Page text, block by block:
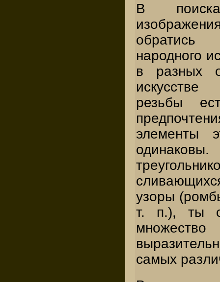
В
обратись
народного
в разных
резьбы
элементы
узоры
т. п.), ты
самых